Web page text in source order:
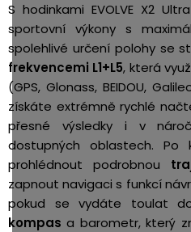
S hodinkami EVOLVE X2
sportovní výkony s
spolehlivé určení polohy se
frekvencemi L1+L5, která
(GPS, Glonass, BEIDOU,
získáte extrémně rychlé
přesné výsledky i v
dostupných oblastech.
prohlédnout podrobnou
zapnout navigaci s funkcí
pokud se vydáte toulat
kompas a barometr, který